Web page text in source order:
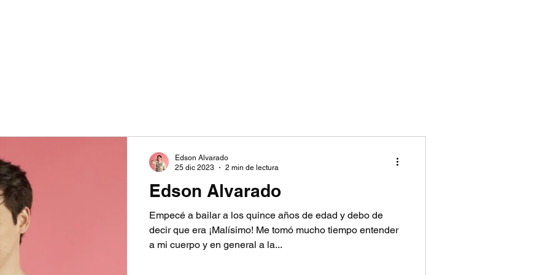
Edson Alvarado
Empecé a bailar a los quince años de edad y debo de
decir que era ¡Malísimo! Me tomó mucho tiempo entender
a mi cuerpo y en general a la...
Edson Alvarado
25 dic 2023
2 min de lectura